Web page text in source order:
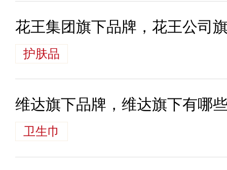
花王集团旗下品牌，花王公司
护肤品
维达旗下品牌，维达旗下有哪
卫生巾